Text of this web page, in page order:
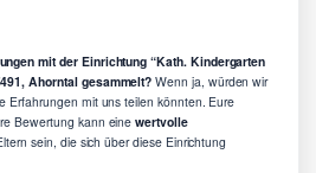
mit der Einrichtung “Kath. Kindergarten
Ahorntal gesammelt? Wenn ja, würden wir
Erfahrungen mit uns teilen könnten. Eure
Bewertung kann einewertvolle
sein, die sich über diese Einrichtung